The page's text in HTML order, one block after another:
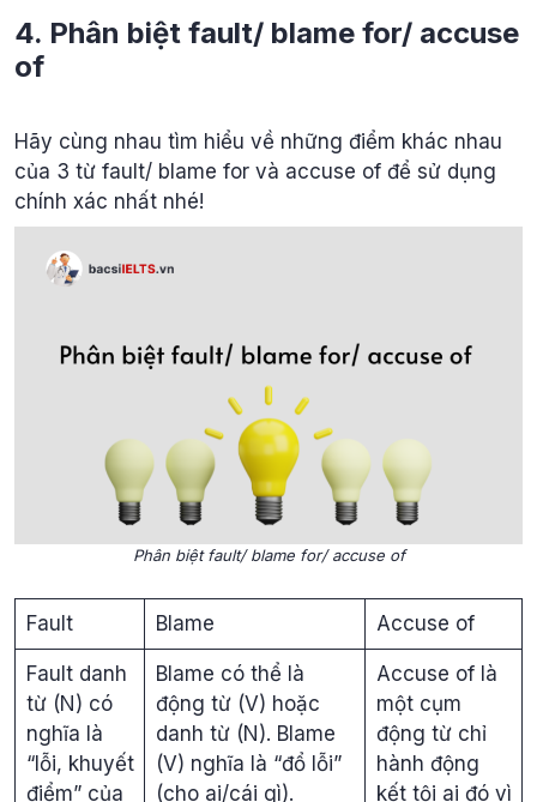
4. Phân biệt fault/ blame for/ accuse
of
Hãy cùng nhau tìm hiểu về những điểm khác nhau
của 3 từ fault/ blame for và accuse of để sử dụng
chính xác nhất nhé!
Phân biệt fault/ blame for/ accuse of
Fault Blame Accuse of
Fault danh
từ (N) có
nghĩa là
“lỗi, khuyết
điểm” của
Blame có thể là
động từ (V) hoặc
danh từ (N). Blame
(V) nghĩa là “đổ lỗi”
(cho ai/cái gì).
Accuse of là
một cụm
động từ chỉ
hành động
kết tội ai đó vì